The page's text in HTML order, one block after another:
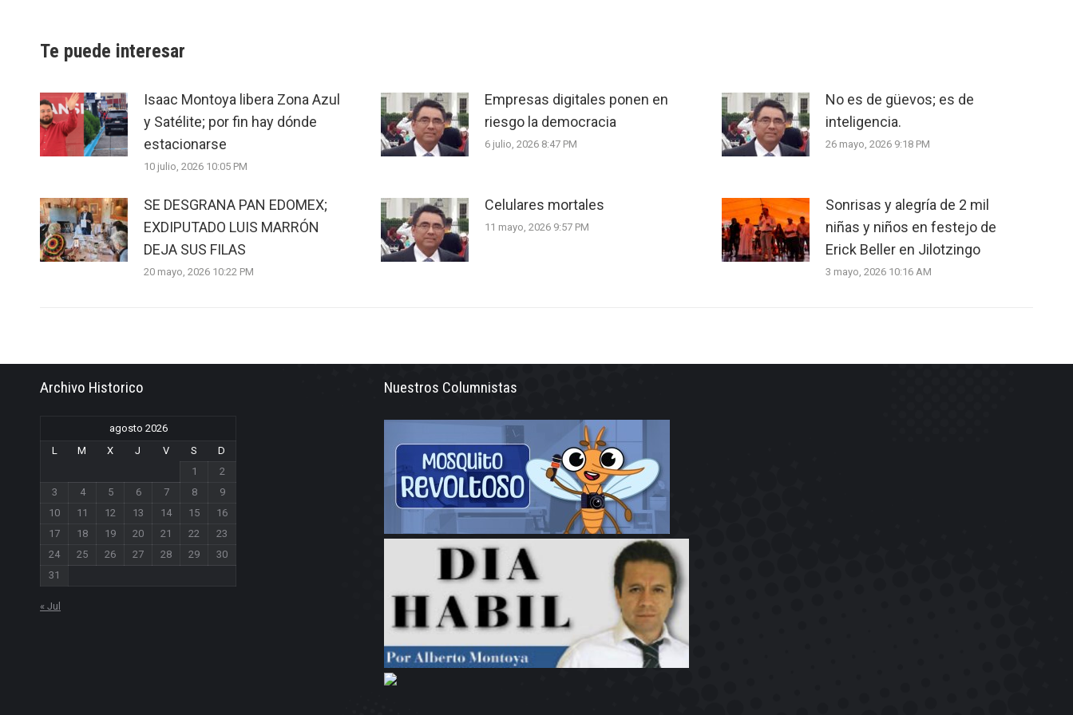
Te puede interesar
Isaac Montoya libera Zona Azul
y Satélite; por fin hay dónde
estacionarse
10 julio, 2026 10:05 PM
Empresas digitales ponen en
riesgo la democracia
6 julio, 2026 8:47 PM
No es de güevos; es de
inteligencia.
26 mayo, 2026 9:18 PM
SE DESGRANA PAN EDOMEX;
EXDIPUTADO LUIS MARRÓN
DEJA SUS FILAS
20 mayo, 2026 10:22 PM
Celulares mortales
11 mayo, 2026 9:57 PM
Sonrisas y alegría de 2 mil
niñas y niños en festejo de
Erick Beller en Jilotzingo
3 mayo, 2026 10:16 AM
Archivo Historico
agosto 2026
L
M X J V S
D
1
2
3
4 5 6 7 8
9
10
11 12 13 14 15
16
17
18 19 20 21 22
23
24
25 26 27 28 29
30
31
« Jul
Nuestros Columnistas